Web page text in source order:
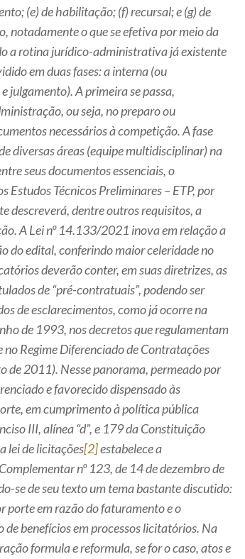
(e) de habilitação; (f) recursal; e (g) de
notadamente o que se efetiva por meio da
a rotina jurídico-administrativa já existente
em duas fases: a interna (ou
julgamento). A primeira se passa,
ou seja, no preparo ou
necessários à competição. A fase
diversas áreas (equipe multidisciplinar) na
seus documentos essenciais, o
Estudos Técnicos Preliminares – ETP, por
descreverá, dentre outros requisitos, a
A Lei nº 14.133/2021 inova em relação a
do edital, conferindo maior celeridade no
deverão conter, em suas diretrizes, as
de “pré-contratuais”, podendo ser
de esclarecimentos, como já ocorre na
de 1993, nos decretos que regulamentam
Regime Diferenciado de Contratações
de 2011). Nesse panorama, permeado por
e favorecido dispensado às
em cumprimento à política pública
III, alínea “d”, e 179 da Constituição
lei de licitações[2]estabelece a
nº 123, de 14 de dezembro de
se de seu texto um tema bastante discutido:
porte em razão do faturamento e o
benefícios em processos licitatórios. Na
formula e reformula, se for o caso, atos e